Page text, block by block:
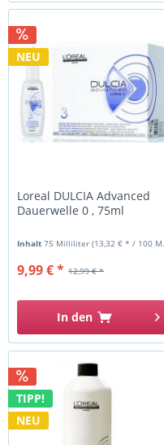
NEU
Loreal DULCIA Advanced
Dauerwelle 0 , 75ml
Inhalt75 Milliliter(13,32 € * / 100 Milliliter)
12,99 € *
9,99 € *
In den
TIPP!
NEU